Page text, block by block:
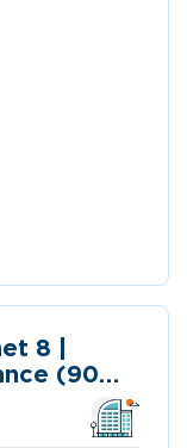
8 |
(900